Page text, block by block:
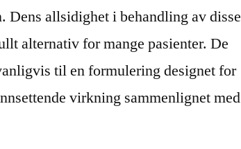
Dens allsidighet i behandling av disse
alternativ for mange pasienter. De
til en formulering designet for
virkning sammenlignet med